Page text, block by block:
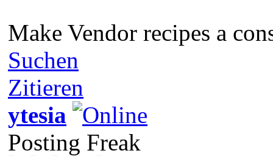
Make Vendor recipes a
Suchen
Zitieren
ytesia
Posting Freak